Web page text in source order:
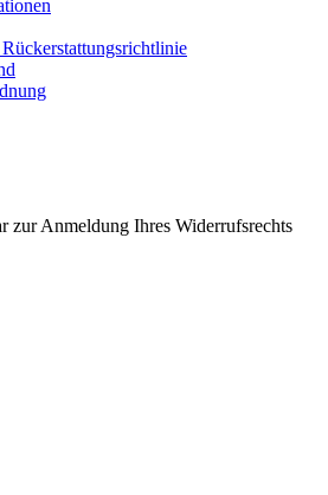
zur Anmeldung Ihres Widerrufsrechts